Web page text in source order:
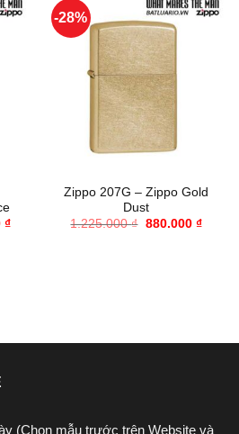
₫Giá
-28%
Zippo 207G – Zippo Gold
Dust
1.225.000₫ Giá
880.000 ₫Giá
(Chọn mẫu trước trên Website và